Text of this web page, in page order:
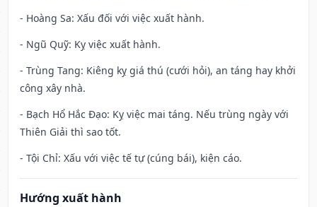
- Hoàng Sa: Xấu đối với việc xuất hành.
- Ngũ Quỹ: Kỵ việc xuất hành.
- Trùng Tang: Kiêng kỵ giá thú (cưới hỏi), an táng hay khởi
công xây nhà.
- Bạch Hổ Hắc Đạo: Kỵ việc mai táng. Nếu trùng ngày với
Thiên Giải thì sao tốt.
- Tội Chỉ: Xấu với việc tế tự (cúng bái), kiện cáo.
Hướng xuất hành